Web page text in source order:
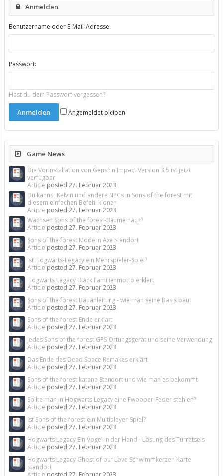
Anmelden
Benutzername oder E-Mail-Adresse:
Passwort:
Hast du dein Passwort vergessen?
Angemeldet bleiben
Game News
Die Vorinstallation von Genshin Impact Version 3.5 ist jetzt
verfügbar
Article posted 27. Februar 2023
Du kannst Kelvin und andere NPCs in Sons of the forest mit
diesem einfachen Befehl klonen
Article posted 27. Februar 2023
Wachsen Sons of the forest-Bäume nach?
Article posted 27. Februar 2023
Sons of the forest Modern Axe Standort
Article posted 27. Februar 2023
Ist Hogwarts-Legacy ein Mehrspieler-Spiel?
Article posted 27. Februar 2023
Hogwarts Legacy Black Familienmotto erklärt
Article posted 27. Februar 2023
Sons of the forest Bauanleitung - wie man seine Basis baut
Article posted 27. Februar 2023
Sons of the forest Ende erklärt
Article posted 27. Februar 2023
Jedes Sons of the forest GPS-Ortungsgerät und seine Verwendung
Article posted 27. Februar 2023
Das Ende des Dead Space Remakes erklärt
Article posted 27. Februar 2023
Sons of the forest katana Standort und wie man es bekommt
Article posted 27. Februar 2023
Sollte man in Hogwarts Legacy eine Fwooper-Feder stehlen?
Article posted 27. Februar 2023
Ist Sons of the forest ein Multiplayer-Spiel?
Article posted 27. Februar 2023
Hogwarts Legacy Ein Vogel in der Hand - Lösung des Türrätsels
Article posted 27. Februar 2023
Hogwarts Legacy Ghost of our Love Schwimmkerzen Karte
Standort
Article posted 27. Februar 2023